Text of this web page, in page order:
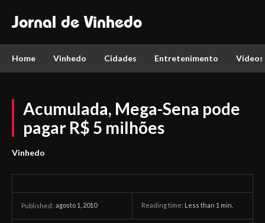
Jornal de Vinhedo
Home Vinhedo Cidades Entretenimento Vídeos
Acumulada, Mega-Sena pode
pagar R$ 5 milhões
Vinhedo
Published: agosto 1, 2010 Reading time: Less than 1 min.